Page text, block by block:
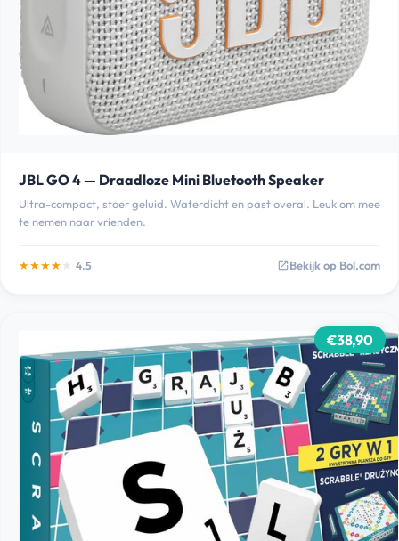
JBL GO 4 — Draadloze Mini Bluetooth Speaker
Ultra-compact, stoer geluid. Waterdicht en past overal. Leuk om mee
te nemen naar vrienden.
★★★★ ★ 4.5 open_in_newBekijk op Bol.com
€38,90